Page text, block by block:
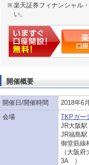
楽天証券フィナンシャル
い。
開催概要
開催日/開催時間
2018年6
会場
TKPガー
JR大阪
JR福島駅
御堂筋線
（大阪
3A ）